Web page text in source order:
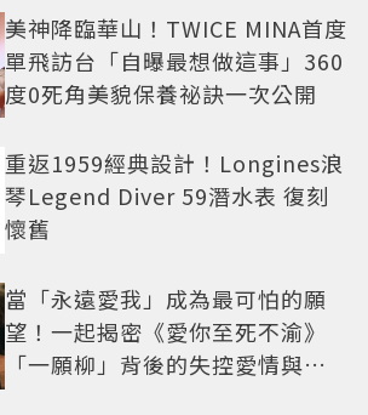
美神降臨華山！TWICE MINA首度
單飛訪台「自曝最想做這事」360
度0死角美貌保養祕訣一次公開
重返1959經典設計！Longines浪
琴Legend Diver 59潛水表 復刻
懷舊
當「永遠愛我」成為最可怕的願
望！一起揭密《愛你至死不渝》
「一願柳」背後的失控愛情與爆